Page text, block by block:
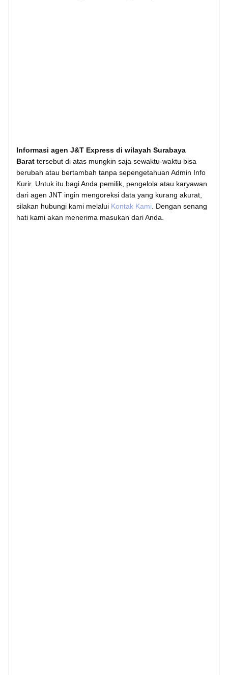
Informasi agen J&T Express di wilayah Surabaya
Barat tersebut di atas mungkin saja sewaktu-waktu bisa
berubah atau bertambah tanpa sepengetahuan Admin Info
Kurir. Untuk itu bagi Anda pemilik, pengelola atau karyawan
dari agen JNT ingin mengoreksi data yang kurang akurat,
silakan hubungi kami melalui Kontak Kami . Dengan senang
hati kami akan menerima masukan dari Anda.